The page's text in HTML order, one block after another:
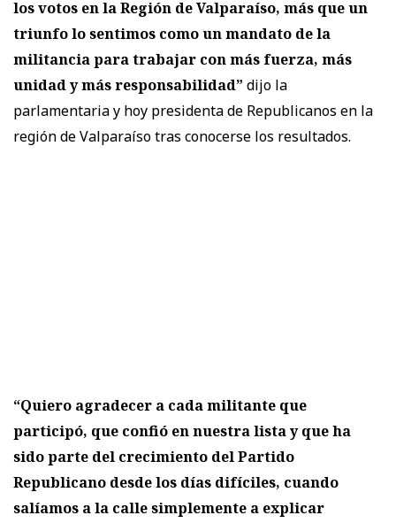
los votos en la Región de Valparaíso, más que un
triunfo lo sentimos como un mandato de la
militancia para trabajar con más fuerza, más
unidad y más responsabilidad” dijo la
parlamentaria y hoy presidenta de Republicanos en la
región de Valparaíso tras conocerse los resultados.
“Quiero agradecer a cada militante que
participó, que confió en nuestra lista y que ha
sido parte del crecimiento del Partido
Republicano desde los días difíciles, cuando
salíamos a la calle simplemente a explicar